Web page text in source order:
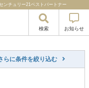
ンチュリー21ベストパートナー
検索 お知らせ
らに条件を絞り込む